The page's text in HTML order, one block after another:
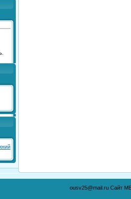
ousv25@mail.ru Сайт